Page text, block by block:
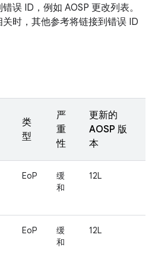
误 ID，例如 AOSP 更改列表。
时，其他参考将链接到错误 ID
类
型
严
重
性
更新的
AOSP 版
本
EoP
缓
和
12L
EoP
缓
和
12L